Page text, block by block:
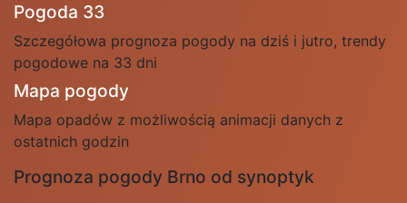
Pogoda 33
Szczegółowa prognoza pogody na dziś i jutro, trendy
pogodowe na 33 dni
Mapa pogody
Mapa opadów z możliwością animacji danych z
ostatnich godzin
Prognoza pogody Brno od synoptyk